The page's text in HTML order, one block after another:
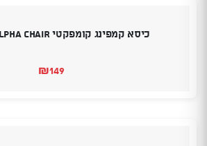
כיסא קמפינג קומפקטי INFINITY ALPHA CHAIR
₪149